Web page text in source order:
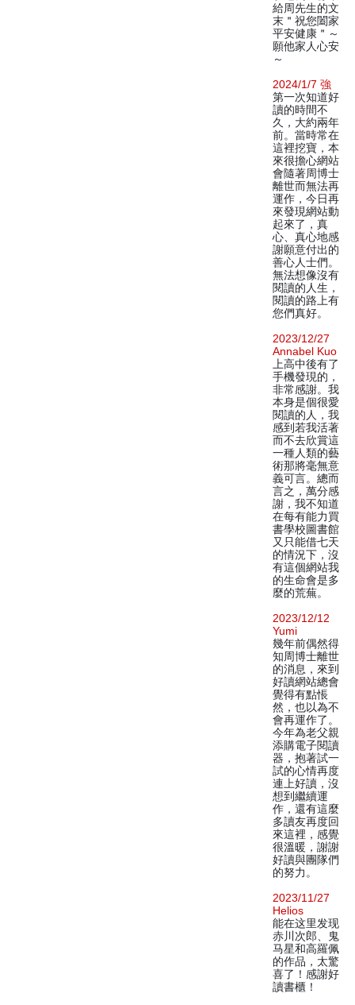
給周先生的文
末＂祝您闔家
平安健康＂～
願他家人心安
～
2024/1/7 強
第一次知道好
讀的時間不
久，大約兩年
前。當時常在
這裡挖寶，本
來很擔心網站
會隨著周博士
離世而無法再
運作，今日再
來發現網站動
起來了，真
心、真心地感
謝願意付出的
善心人士們。
無法想像沒有
閱讀的人生，
閱讀的路上有
您們真好。
2023/12/27
Annabel Kuo
上高中後有了
手機發現的，
非常感謝。我
本身是個很愛
閱讀的人，我
感到若我活著
而不去欣賞這
一種人類的藝
術那將毫無意
義可言。總而
言之，萬分感
謝，我不知道
在每有能力買
書學校圖書館
又只能借七天
的情況下，沒
有這個網站我
的生命會是多
麼的荒蕪。
2023/12/12
Yumi
幾年前偶然得
知周博士離世
的消息，來到
好讀網站總會
覺得有點悵
然，也以為不
會再運作了。
今年為老父親
添購電子閱讀
器，抱著試一
試的心情再度
連上好讀，沒
想到繼續運
作，還有這麼
多讀友再度回
來這裡，感覺
很溫暖，謝謝
好讀與團隊們
的努力。
2023/11/27
Helios
能在这里发现
赤川次郎、鬼
马星和高羅佩
的作品，太驚
喜了！感謝好
讀書櫃！